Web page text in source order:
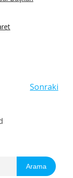
Sonraki
Arama